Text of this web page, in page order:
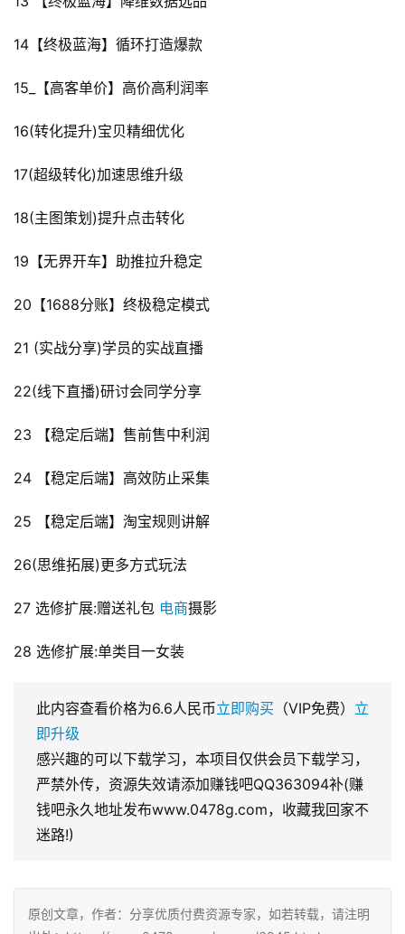
14【终极蓝海】循环打造爆款
15_【高客单价】高价高利润率
16(转化提升)宝贝精细优化
17(超级转化)加速思维升级
18(主图策划)提升点击转化
19【无界开车】助推拉升稳定
20【1688分账】终极稳定模式
21 (实战分享)学员的实战直播
22(线下直播)研讨会同学分享
23 【稳定后端】售前售中利润
24 【稳定后端】高效防止采集
25 【稳定后端】淘宝规则讲解
26(思维拓展)更多方式玩法
27 选修扩展:赠送礼包 电商摄影
28 选修扩展:单类目一女装
此内容查看价格为6.6人民币立即购买 （VIP免费） 立
即升级
感兴趣的可以下载学习，本项目仅供会员下载学习，
严禁外传，资源失效请添加赚钱吧QQ363094补(赚
钱吧永久地址发布www.0478g.com，收藏我回家不
迷路!)
原创文章，作者：分享优质付费资源专家，如若转载，请注明